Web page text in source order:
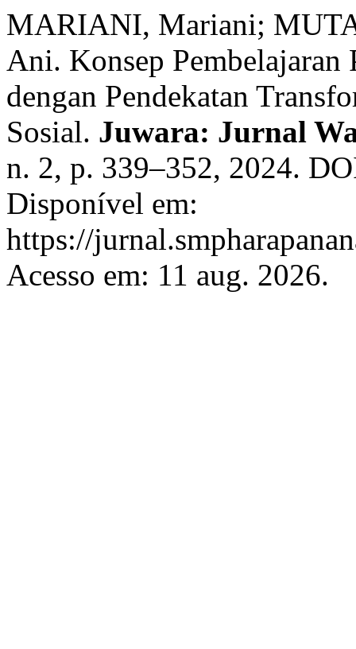
MARIANI, Mariani;
Ani. Konsep
dengan Pendekatan
Sosial. Juwara: Jurnal
n. 2, p. 339–352, 2024.
Disponível em:
https://
Acesso em: 11 aug. 2026.